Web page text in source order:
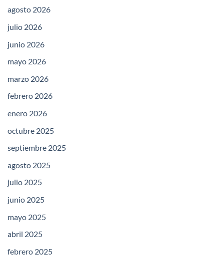
agosto 2026
julio 2026
junio 2026
mayo 2026
marzo 2026
febrero 2026
enero 2026
octubre 2025
septiembre 2025
agosto 2025
julio 2025
junio 2025
mayo 2025
abril 2025
febrero 2025